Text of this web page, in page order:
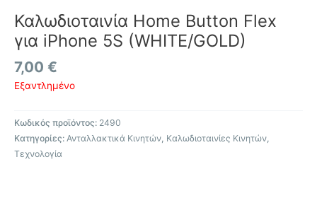
Καλωδιοταινία Home Button Flex
για iPhone 5S (WHITE/GOLD)
7,00 €
Εξαντλημένο
Κωδικός προϊόντος: 2490
Κατηγορίες: Ανταλλακτικά Κινητών Καλωδιοταινίες Κινητών
Τεχνολογία